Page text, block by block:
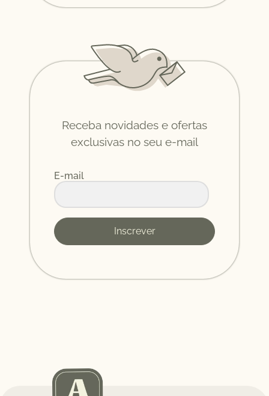
Receba novidades e ofertas
exclusivas no seu e-mail
E-mail
Inscrever